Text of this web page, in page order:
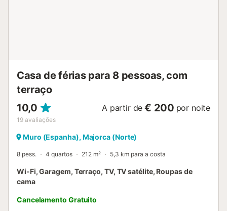
Casa de férias para 8 pessoas, com
terraço
10,0
19 avaliações
A partir de € 200 por noite
Muro (Espanha), Majorca (Norte)
8 pess. 4 quartos 212 m² 5,3 km para a costa
Wi-Fi, Garagem, Terraço, TV, TV satélite, Roupas de
cama
Cancelamento Gratuito